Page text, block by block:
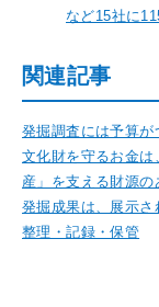
など15社に
関連記事
発掘調査には予算
文化財を守るお金
産」を支える財源の
発掘成果は、展示
整理・記録・保管